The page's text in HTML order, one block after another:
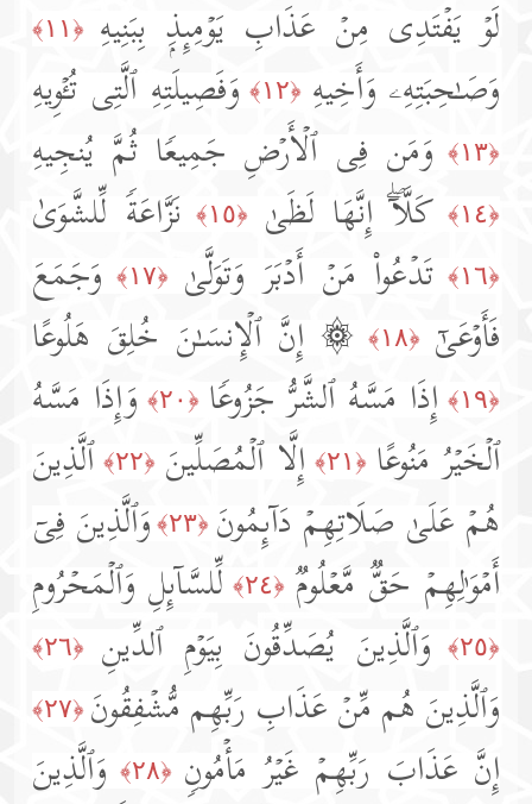
لَوۡ یَفۡتَدِی مِنۡ عَذَابِ یَوۡمِىِٕذِۭ بِبَنِیهِ ﴿١١﴾
وَصَـٰحِبَتِهِۦ وَأَخِیهِ ﴿١٢﴾ وَفَصِیلَتِهِ ٱلَّتِی تُـٔۡوِیهِ
﴿١٣﴾ وَمَن فِی ٱلۡأَرۡضِ جَمِیعࣰا ثُمَّ یُنجِیهِ
﴿١٤﴾ كَلَّاۤۖ إِنَّهَا لَظَىٰ ﴿١٥﴾ نَزَّاعَةࣰ لِّلشَّوَىٰ
﴿١٦﴾ تَدۡعُوا۟ مَنۡ أَدۡبَرَ وَتَوَلَّىٰ ﴿١٧﴾
وَجَمَعَ
فَأَوۡعَىٰۤ ﴿١٨﴾ ۞ إِنَّ ٱلۡإِنسَـٰنَ خُلِقَ هَلُوعًا
﴿١٩﴾ إِذَا مَسَّهُ ٱلشَّرُّ جَزُوعࣰا ﴿٢٠﴾
وَإِذَا مَسَّهُ
ٱلۡخَیۡرُ مَنُوعًا ﴿٢١﴾ إِلَّا ٱلۡمُصَلِّینَ ﴿٢٢﴾
ٱلَّذِینَ
هُمۡ عَلَىٰ صَلَاتِهِمۡ دَاۤىِٕمُونَ ﴿٢٣﴾
وَٱلَّذِینَ فِیۤ
أَمۡوَ ٰ⁠لِهِمۡ حَقࣱّ مَّعۡلُومࣱ ﴿٢٤﴾ لِّلسَّاۤىِٕلِ وَٱلۡمَحۡرُومِ
﴿٢٥﴾ وَٱلَّذِینَ یُصَدِّقُونَ بِیَوۡمِ ٱلدِّینِ ﴿٢٦﴾
وَٱلَّذِینَ هُم مِّنۡ عَذَابِ رَبِّهِم مُّشۡفِقُونَ ﴿٢٧﴾
إِنَّ عَذَابَ رَبِّهِمۡ غَیۡرُ مَأۡمُونࣲ ﴿٢٨﴾
وَٱلَّذِینَ